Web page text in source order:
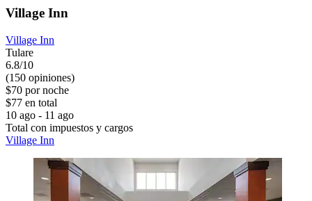
Village Inn
Village Inn
Tulare
6.8/10
(150 opiniones)
$70 por noche
$77 en total
10 ago - 11 ago
Total con impuestos y cargos
Village Inn